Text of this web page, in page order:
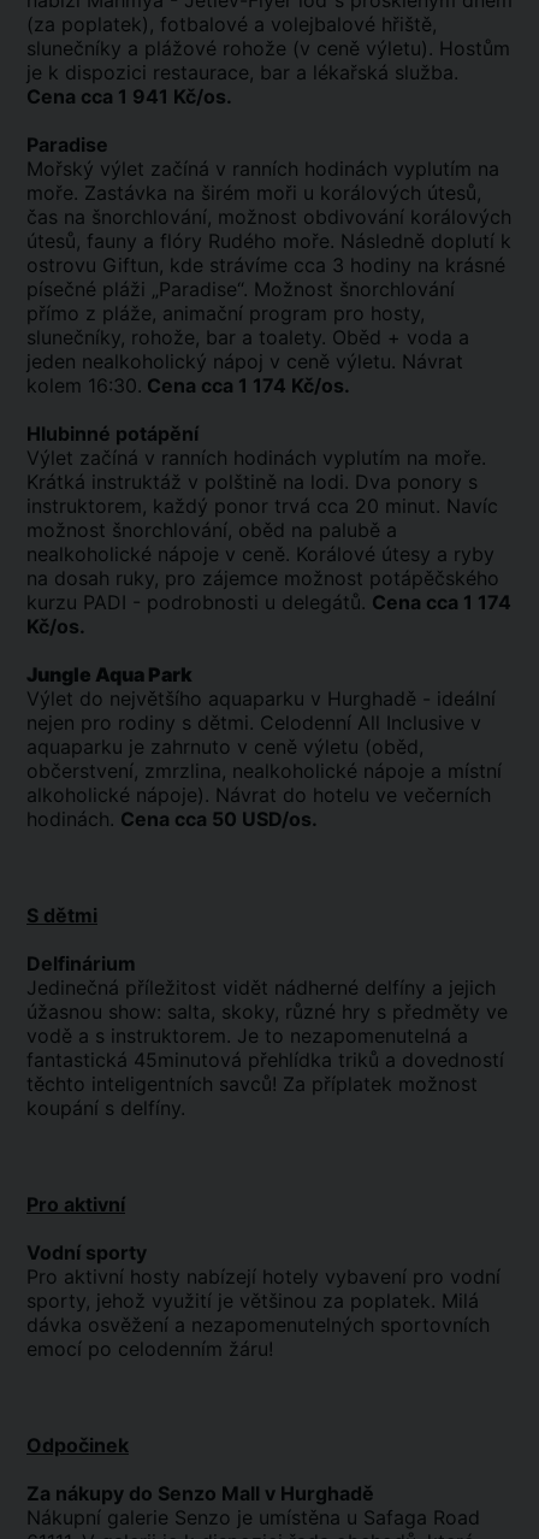
(za poplatek), fotbalové a volejbalové hřiště,
slunečníky a plážové rohože (v ceně výletu). Hostům
je k dispozici restaurace, bar a lékařská služba.
Cena cca 1 941 Kč/os.
Paradise
Mořský výlet začíná v ranních hodinách vyplutím na
moře. Zastávka na širém moři u korálových útesů,
čas na šnorchlování, možnost obdivování korálových
útesů, fauny a flóry Rudého moře. Následně doplutí k
ostrovu Giftun, kde strávíme cca 3 hodiny na krásné
písečné pláži „Paradise“. Možnost šnorchlování
přímo z pláže, animační program pro hosty,
slunečníky, rohože, bar a toalety. Oběd + voda a
jeden nealkoholický nápoj v ceně výletu. Návrat
kolem 16:30. Cena cca 1 174 Kč/os.
Hlubinné potápění
Výlet začíná v ranních hodinách vyplutím na moře.
Krátká instruktáž v polštině na lodi. Dva ponory s
instruktorem, každý ponor trvá cca 20 minut. Navíc
možnost šnorchlování, oběd na palubě a
nealkoholické nápoje v ceně. Korálové útesy a ryby
na dosah ruky, pro zájemce možnost potápěčského
kurzu PADI - podrobnosti u delegátů. Cena cca 1 174
Kč/os.
Jungle Aqua Park
Výlet do největšího aquaparku v Hurghadě - ideální
nejen pro rodiny s dětmi. Celodenní All Inclusive v
aquaparku je zahrnuto v ceně výletu (oběd,
občerstvení, zmrzlina, nealkoholické nápoje a místní
alkoholické nápoje). Návrat do hotelu ve večerních
hodinách. Cena cca 50 USD/os.
S dětmi
Delfinárium
Jedinečná příležitost vidět nádherné delfíny a jejich
úžasnou show: salta, skoky, různé hry s předměty ve
vodě a s instruktorem. Je to nezapomenutelná a
fantastická 45minutová přehlídka triků a dovedností
těchto inteligentních savců! Za příplatek možnost
koupání s delfíny.
Pro aktivní
Vodní sporty
Pro aktivní hosty nabízejí hotely vybavení pro vodní
sporty, jehož využití je většinou za poplatek. Milá
dávka osvěžení a nezapomenutelných sportovních
emocí po celodenním žáru!
Odpočinek
Za nákupy do Senzo Mall v Hurghadě
Nákupní galerie Senzo je umístěna u Safaga Road